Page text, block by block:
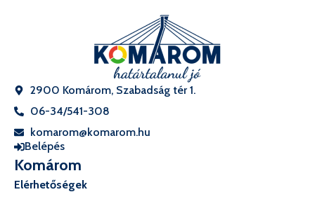
2900 Komárom, Szabadság tér 1.
06-34/541-308
komarom@komarom.hu
Belépés
Komárom
Elérhetőségek